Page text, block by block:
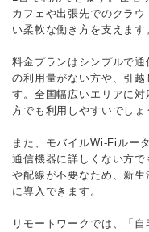
カフェや出張先でのクラ
い柔軟な働き方を支えます
料金プランはシンプルで
の利用量がない方や、引
す。全国幅広いエリアに
方でも利用しやすいでしょ
また、モバイルWi-Fiルー
通信機器に詳しくない方
や配線が不要なため、新
に導入できます。
リモートワークでは、「